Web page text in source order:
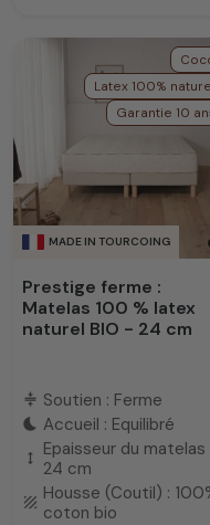
MADE IN TOURCOING
Latex 100%
Garantie 10
Prestige ferme :
Matelas 100 % latex
naturel BIO - 24 cm
compress Soutien : Ferme
bedtime Accueil : Equilibré
height
Epaisseur du matelas
24 cm
texture Housse (Coutil) :
coton bio